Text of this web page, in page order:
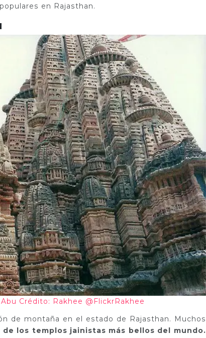
en Rajasthan.
Crédito: Rakhee @FlickrRakhee
de montaña en el estado de Rajasthan. Muchos
de los templos jainistas más bellos del mundo.